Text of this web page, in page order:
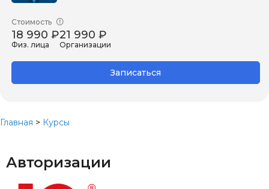
Стоимость
18 990 ₽
Физ. лица
21 990 ₽
Организации
Записаться
Главная > Курсы
Авторизации